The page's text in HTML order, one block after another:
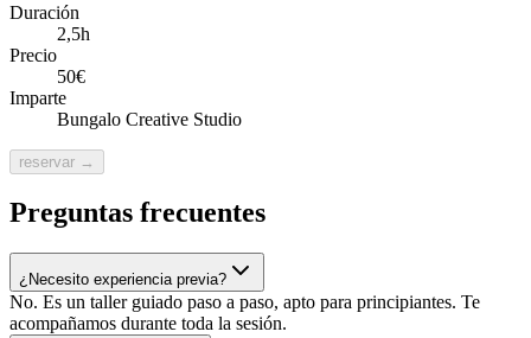
Duración
2,5h
Precio
50€
Imparte
Bungalo Creative Studio
reservar →
Preguntas frecuentes
¿Necesito experiencia previa?
No. Es un taller guiado paso a paso, apto para principiantes. Te
acompañamos durante toda la sesión.